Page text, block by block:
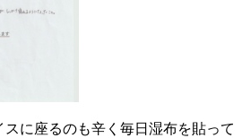
に座るのも辛く毎日湿布を貼って